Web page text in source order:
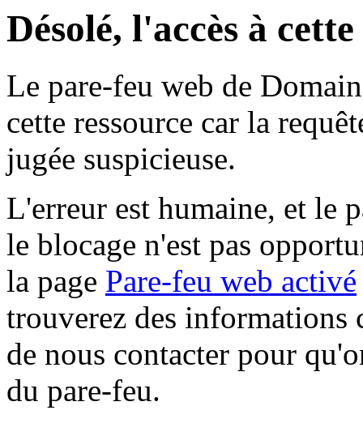
Désolé, l'accès à
Le pare-feu web de
cette ressource car la
jugée suspicieuse.
L'erreur est humaine, et le
le blocage n'est pas
la page Pare-feu web activé
trouverez des informations
de nous contacter pour
du pare-feu.